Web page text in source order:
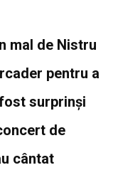
mal de Nistru
pentru a
surprinși
de
cântat